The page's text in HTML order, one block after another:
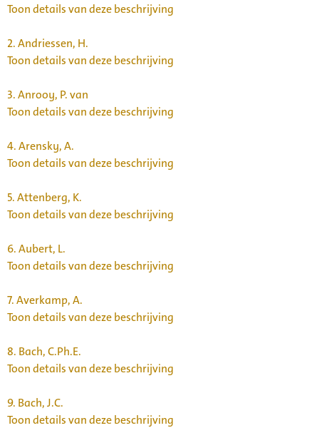
Toon details van deze beschrijving
2.Andriessen, H.
Toon details van deze beschrijving
3.Anrooy, P. van
Toon details van deze beschrijving
4.Arensky, A.
Toon details van deze beschrijving
5.Attenberg, K.
Toon details van deze beschrijving
6.Aubert, L.
Toon details van deze beschrijving
7.Averkamp, A.
Toon details van deze beschrijving
8. Bach, C.Ph.E.
Toon details van deze beschrijving
9. Bach, J.C.
Toon details van deze beschrijving